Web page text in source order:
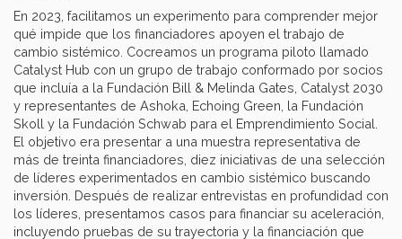
En 2023, facilitamos un experimento para comprender mejor
qué impide que los financiadores apoyen el trabajo de
cambio sistémico. Cocreamos un programa piloto llamado
Catalyst Hub con un grupo de trabajo conformado por socios
que incluía a la Fundación Bill & Melinda Gates, Catalyst 2030
y representantes de Ashoka, Echoing Green, la Fundación
Skoll y la Fundación Schwab para el Emprendimiento Social.
El objetivo era presentar a una muestra representativa de
más de treinta financiadores, diez iniciativas de una selección
de líderes experimentados en cambio sistémico buscando
inversión. Después de realizar entrevistas en profundidad con
los líderes, presentamos casos para financiar su aceleración,
incluyendo pruebas de su trayectoria y la financiación que